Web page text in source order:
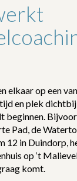
elkaar op een
en plek
beginnen.
Pad, de
12 in Duindorp,
op ‘t
komt.